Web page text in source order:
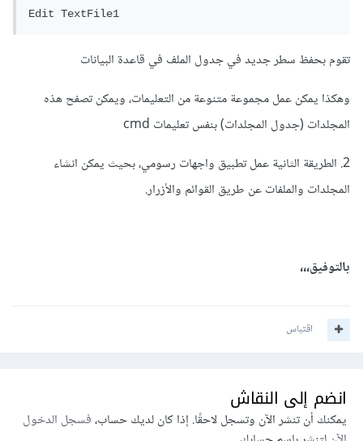
Edit TextFile1
تقوم بحفظ سطر جديد في جدول الملف في قاعدة البيانات
وهكذا يمكن عمل مجموعة متنوعة من التعليمات، ويمكن تصفح هذه
المجلدات (جدول المجلدات) بنفس تعليمات cmd
2. الطريقة الثانية عمل تطبيق واجهات رسومي، بحيث يمكن انشاء
المجلدات والملفات عن طريق القوائم والأزرار.
بالتوفيق،،،
اقتباس
انضم إلى النقاش
يمكنك أن تنشر الآن وتسجل لاحقًا. إذا كان لديك حساب،فسجل الدخول